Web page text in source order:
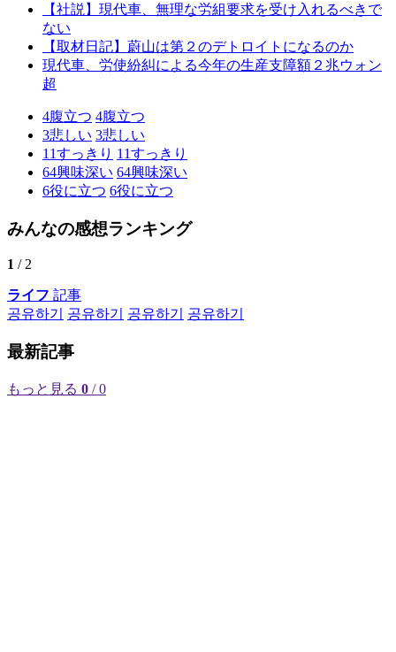
【社説】現代車、無理な労組要求を受け入れるべきで
ない
【取材日記】蔚山は第２のデトロイトになるのか
現代車、労使紛糾による今年の生産支障額２兆ウォン
超
4腹立つ 4腹立つ
3悲しい 3悲しい
11すっきり 11すっきり
64興味深い 64興味深い
6役に立つ 6役に立つ
みんなの感想ランキング
1 / 2
ライフ 記事
공유하기
공유하기 공유하기 공유하기
最新記事
もっと見る 0 / 0